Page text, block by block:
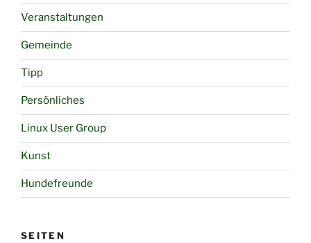
Veranstaltungen
Gemeinde
Tipp
Persönliches
Linux User Group
Kunst
Hundefreunde
SEITEN